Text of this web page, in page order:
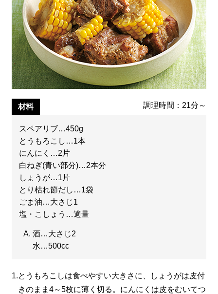
材料 調理時間：21分～
スペアリブ…450g
とうもろこし…1本
にんにく…2片
白ねぎ(青い部分)…2本分
しょうが…1片
とり枯れ節だし…1袋
ごま油…大さじ1
塩・こしょう…適量
酒…大さじ2
水…500cc
1.とうもろこしは食べやすい大きさに、しょうがは皮付
きのまま4～5枚に薄く切る。にんにくは皮をむいてつ